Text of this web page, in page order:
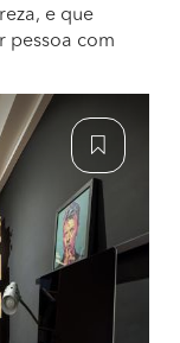
e que
pessoa com